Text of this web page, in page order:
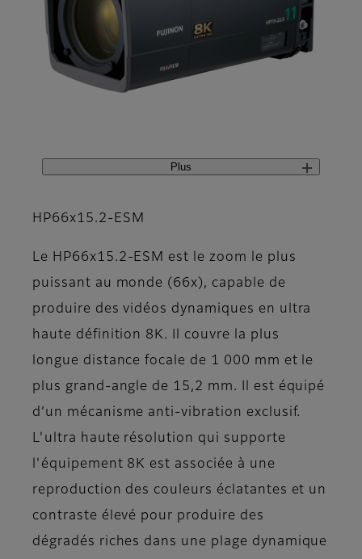
Plus
HP66x15.2-ESM
Le HP66x15.2-ESM est le zoom le plus
puissant au monde (66x), capable de
produire des vidéos dynamiques en ultra
haute définition 8K. Il couvre la plus
longue distance focale de 1 000 mm et le
plus grand-angle de 15,2 mm. Il est équipé
d’un mécanisme anti-vibration exclusif.
L'ultra haute résolution qui supporte
l'équipement 8K est associée à une
reproduction des couleurs éclatantes et un
contraste élevé pour produire des
dégradés riches dans une plage dynamique